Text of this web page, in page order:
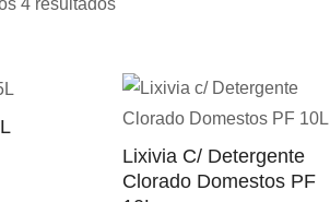
4 resultados
recentes
Lixivia C/ Detergente
Clorado Domestos PF